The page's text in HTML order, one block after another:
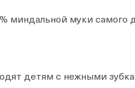
миндальной муки самого
детям с нежными